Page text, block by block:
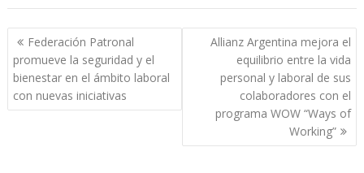
Navegación
de
entradas
Federación Patronal
promueve la seguridad y el
bienestar en el ámbito laboral
con nuevas iniciativas
Allianz Argentina mejora el
equilibrio entre la vida
personal y laboral de sus
colaboradores con el
programa WOW “Ways of
Working”